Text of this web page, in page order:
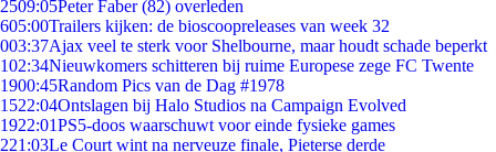
2509:05Peter Faber (82) overleden
605:00Trailers kijken: de bioscoopreleases van week 32
003:37Ajax veel te sterk voor Shelbourne, maar houdt schade beperkt
102:34Nieuwkomers schitteren bij ruime Europese zege FC Twente
1900:45Random Pics van de Dag #1978
1522:04Ontslagen bij Halo Studios na Campaign Evolved
1922:01PS5-doos waarschuwt voor einde fysieke games
221:03Le Court wint na nerveuze finale, Pieterse derde